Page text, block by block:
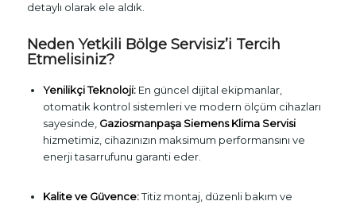
detaylı olarak ele aldık.
Neden Yetkili Bölge Servisiz’i Tercih
Etmelisiniz?
Yenilikçi Teknoloji:En güncel dijital ekipmanlar,
otomatik kontrol sistemleri ve modern ölçüm cihazları
sayesinde, Gaziosmanpaşa Siemens Klima Servisi
hizmetimiz, cihazınızın maksimum performansını ve
enerji tasarrufunu garanti eder.
Kalite ve Güvence:Titiz montaj, düzenli bakım ve